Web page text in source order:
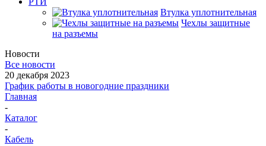
Втулка уплотнительная
Чехлы защитные
на разъемы
Новости
Все новости
20 декабря 2023
График работы в новогодние праздники
Главная
-
Каталог
-
Кабель